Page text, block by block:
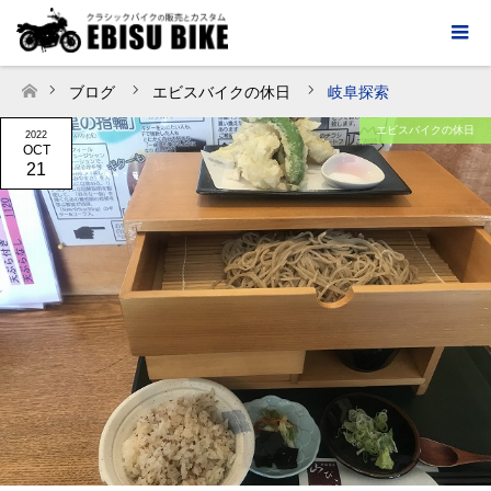
ホーム
ブログ エビスバイクの休日 岐阜探索
2022
OCT
21
エビスバイクの休日